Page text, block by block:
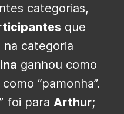
categorias,
que
na categoria
ganhou como
“pamonha”.
foi para Arthur;